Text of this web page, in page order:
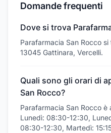
Domande frequenti
Dove si trova
Parafarmacia San Rocco
13045 Gattinara, Vercelli.
Quali sono gli orari di
San Rocco?
Parafarmacia San Rocco
Lunedì: 08:30-12:30,
08:30-12:30, Martedì: